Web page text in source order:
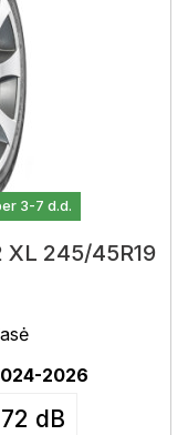
3-7 d.d.
XL 245/45R19
2026
72 dB